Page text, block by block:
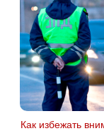
Как избежать